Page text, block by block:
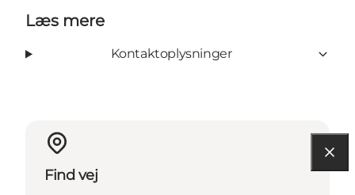
Læs mere
Kontaktoplysninger
Find vej